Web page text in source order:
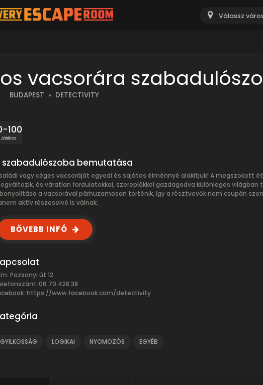
Válassz
vacsorára
BUDAPEST DETECTIVITY
100
Játékos
szabadulószoba bemutatása
vagy céges vacsoráját egyedi és sajátos élménnyé alakítjuk! A megszokott
és váratlan fordulatokkal, szereplőkkel gazdagodva különleges világban
a vacsorával párhuzamosan történik, így a résztvevők nem csupán
aktív részeseivé is válnak.
BŐVEBB INFÓ
Pozsonyi út 12.
06 70 428 38
https://www.facebook.com/detectivity
GYILKOSSÁG LOGIKAI NYOMOZÓS EGYÉB